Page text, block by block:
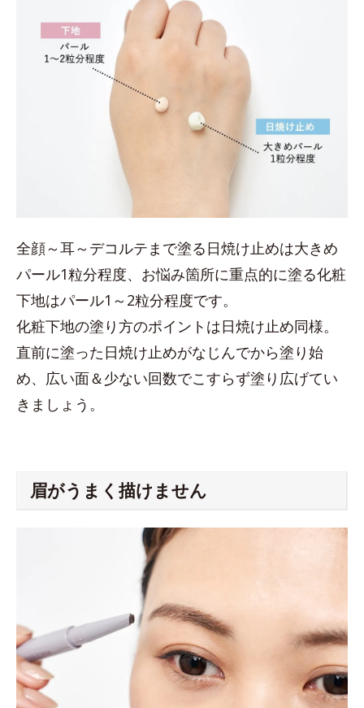
全顔～耳～デコルテまで塗る日焼け止めは大きめ
パール1粒分程度、お悩み箇所に重点的に塗る化粧
下地はパール1～2粒分程度です。
化粧下地の塗り方のポイントは日焼け止め同様。
直前に塗った日焼け止めがなじんでから塗り始
め、広い面＆少ない回数でこすらず塗り広げてい
きましょう。
眉がうまく描けません